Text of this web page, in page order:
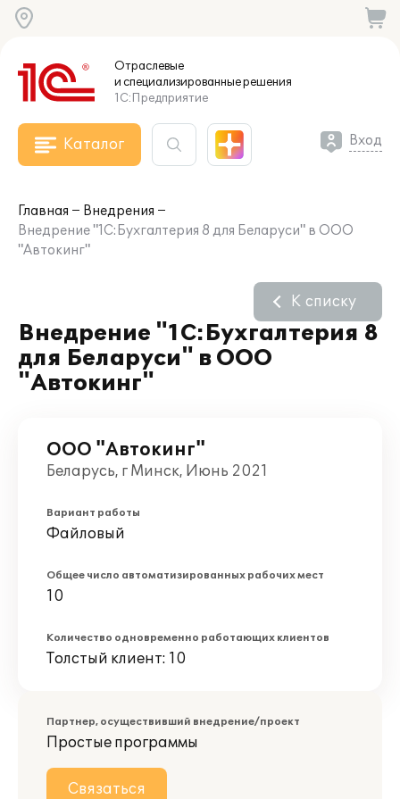
Отраслевые
и специализированныерешения
1С:Предприятие
Каталог Вход
Главная
Внедрения
Внедрение "1С:Бухгалтерия 8 для Беларуси" в ООО
"Автокинг"
Внедрение "1С:Бухгалтерия 8
для Беларуси" в ООО
"Автокинг"
К списку
ООО "Автокинг"
Беларусь, г Минск, Июнь 2021
Вариант работы
Файловый
Общее число автоматизированных рабочих мест
10
Количество одновременно работающих клиентов
Толстый клиент: 10
Партнер, осуществивший внедрение/проект
Простые программы
Связаться